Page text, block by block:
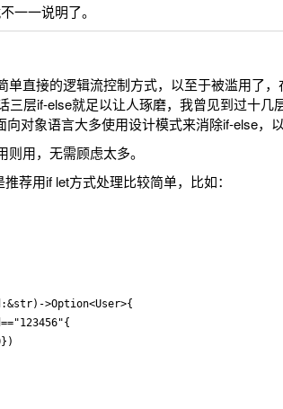
一一说明了。
直接的逻辑流控制方式，以至于被滥用了，
三层if-else就足以让人琢磨，我曾见到过十
对象语言大多使用设计模式来消除if-else，
用，无需顾虑太多。
荐用if let方式处理比较简单，比如：
>Option<User>{